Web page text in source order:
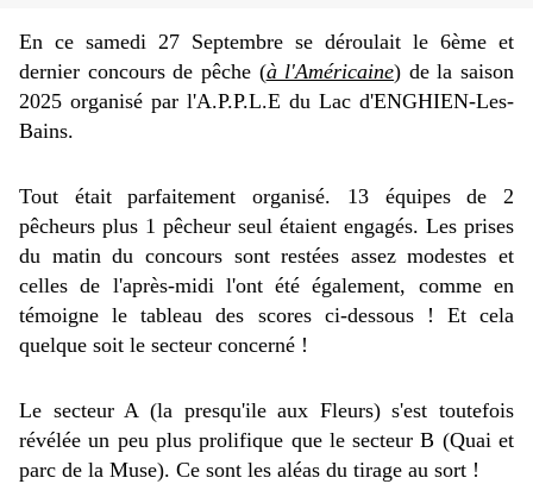
En ce samedi 27 Septembre se déroulait le 6ème et
dernier concours de pêche (à l'Américaine) de la saison
2025 organisé par l'A.P.P.L.E du Lac d'ENGHIEN-Les-
Bains.
Tout était parfaitement organisé. 13 équipesde 2
pêcheurs plus 1 pêcheur seul étaient engagés. Les prises
du matin du concours sont restées assez modestes et
celles de l'après-midi l'ont été également, comme en
témoigne le tableau des scores ci-dessous ! Et cela
quelque soit le secteur concerné !
Le secteur A (la presqu'ile aux Fleurs) s'est toutefois
révélée un peu plus prolifique que le secteur B (Quai et
parc de la Muse). Ce sont les aléas du tirage au sort !